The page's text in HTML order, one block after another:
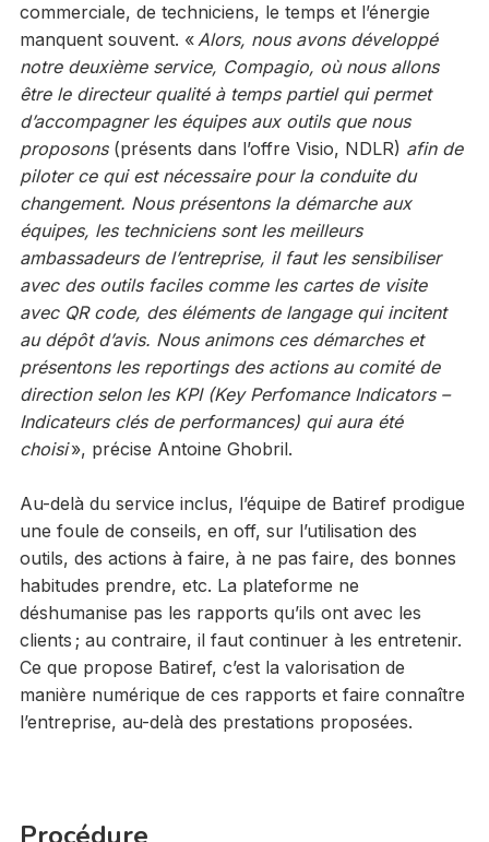
commerciale, de techniciens, le temps et l’énergie
manquent souvent. «Alors, nous avons développé
notre deuxième service, Compagio, où nous allons
être le directeur qualité à temps partiel qui permet
d’accompagner les équipes aux outils que nous
proposons (présents dans l’offre Visio, NDLR) afin de
piloter ce qui est nécessaire pour la conduite du
changement. Nous présentons la démarche aux
équipes, les techniciens sont les meilleurs
ambassadeurs de l’entreprise, il faut les sensibiliser
avec des outils faciles comme les cartes de visite
avec QR code, des éléments de langage qui incitent
au dépôt d’avis. Nous animons ces démarches et
présentons les reportings des actions au comité de
direction selon les KPI (Key Perfomance Indicators –
Indicateurs clés de performances) qui aura été
choisi», précise Antoine Ghobril.
Au-delà du service inclus, l’équipe de Batiref prodigue
une foule de conseils, en off, sur l’utilisation des
outils, des actions à faire, à ne pas faire, des bonnes
habitudes prendre, etc. La plateforme ne
déshumanise pas les rapports qu’ils ont avec les
clients ; au contraire, il faut continuer à les entretenir.
Ce que propose Batiref, c’est la valorisation de
manière numérique de ces rapports et faire connaître
l’entreprise, au-delà des prestations proposées.